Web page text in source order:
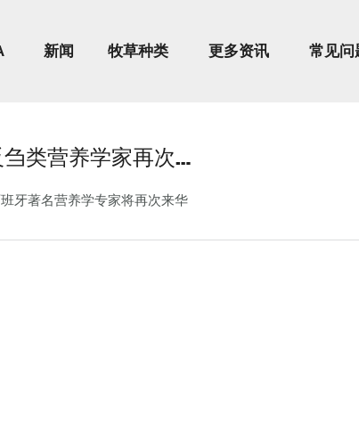
新闻 牧草种类 更多资讯 常见问
刍类营养学家再次…
牙著名营养学专家将再次来华